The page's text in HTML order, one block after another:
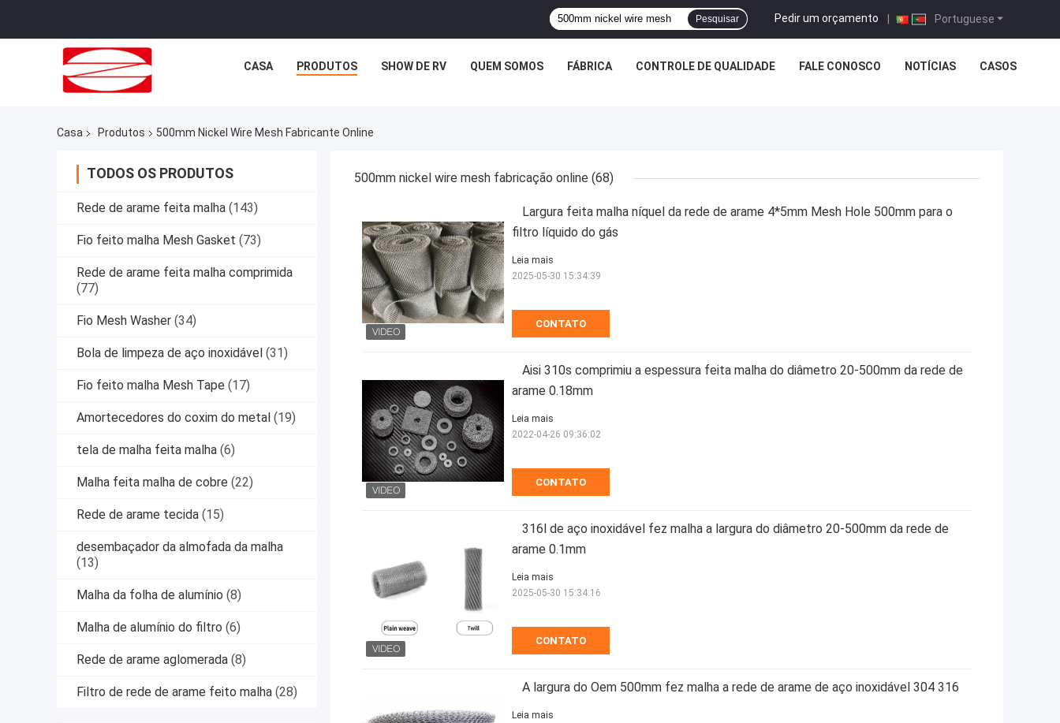
Portuguese
Pedir um orçamento |
Pesquisar
CASA PRODUTOS SHOW DE RV QUEM SOMOS FÁBRICA CONTROLE DE QUALIDADE FALE CONOSCO NOTÍCIAS CASOS
Casa Produtos 500mm Nickel Wire Mesh Fabricante Online
TODOS OS PRODUTOS
Rede de arame feita malha (143)
Fio feito malha Mesh Gasket (73)
Rede de arame feita malha comprimida
(77)
Fio Mesh Washer (34)
Bola de limpeza de aço inoxidável (31)
Fio feito malha Mesh Tape (17)
Amortecedores do coxim do metal (19)
tela de malha feita malha (6)
Malha feita malha de cobre (22)
Rede de arame tecida (15)
desembaçador da almofada da malha
(13)
Malha da folha de alumínio (8)
Malha de alumínio do filtro (6)
Rede de arame aglomerada (8)
Filtro de rede de arame feito malha (28)
500mm nickel wire mesh fabricação online (68)
Largura feita malha níquel da rede de arame 4*5mm Mesh Hole 500mm para o
filtro líquido do gás
CONTATO
Leia mais
2025-05-30 15:34:39
Aisi 310s comprimiu a espessura feita malha do diâmetro 20-500mm da rede de
arame 0.18mm
CONTATO
Leia mais
2022-04-26 09:36:02
316l de aço inoxidável fez malha a largura do diâmetro 20-500mm da rede de
arame 0.1mm
CONTATO
Leia mais
2025-05-30 15:34:16
A largura do Oem 500mm fez malha a rede de arame de aço inoxidável 304 316
Leia mais